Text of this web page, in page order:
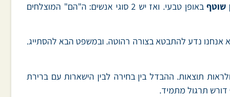
שוטף
באופן טבעי. ואז יש 2 סוגי אנשים: ה"הם" המוצלחים
אנחנו נדע להתבטא בצורה רהוטה. ובמשפט הבא להסתייג.
תוצאות. ההבדל בין בחירה לבין הישארות עם ברירת
דורש תרגול מתמיד.